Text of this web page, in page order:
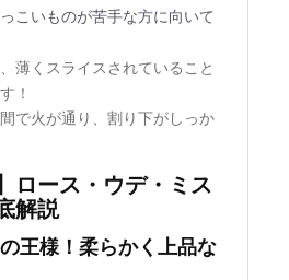
こいものが苦手な方に向いて
薄くスライスされていること
！
で火が通り、割り下がしっか
ロース・ウデ・ミス
解説
王様！柔らかく上品な